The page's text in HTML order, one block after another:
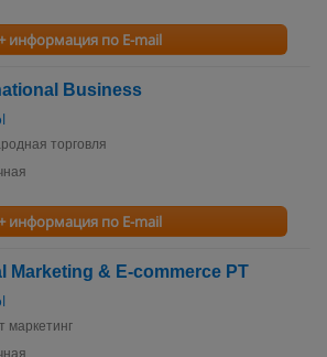
информация по E-mail
Business
торговля
информация по E-mail
Marketing & E-commerce PT
маркетинг